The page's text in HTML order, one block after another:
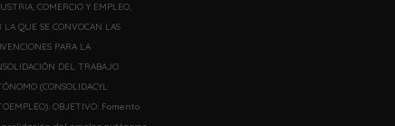
COMERCIO Y EMPLEO,
LA QUE SE CONVOCAN LAS
PARA LA
DEL TRABAJO
(CONSOLIDACYL
OBJETIVO: Fomento